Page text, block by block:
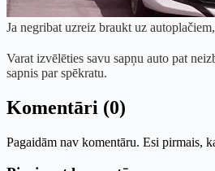
Ja negribat uzreiz braukt uz
Varat izvēlēties savu sapņu auto pat
sapnis par spēkratu.
Komentāri (0)
Pagaidām nav komentāru. Esi pirmais,